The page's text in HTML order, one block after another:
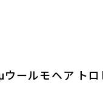
ウールモヘア ト